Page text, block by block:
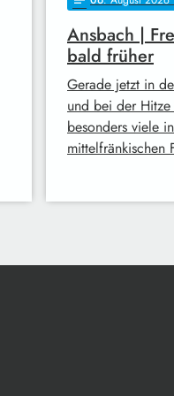
Ansbach |
bald früher
Gerade jetzt in
und bei der
besonders viele